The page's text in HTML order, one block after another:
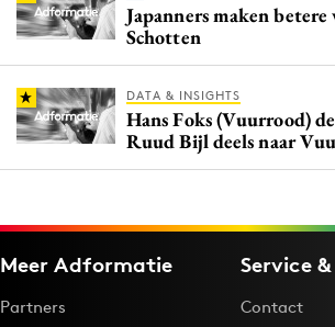
Japanners maken
Schotten
DATA & INSIGHTS
Hans Foks (Vuurrood)
Ruud Bijl deels naar
Meer Adformatie
Partners
Service
Contact